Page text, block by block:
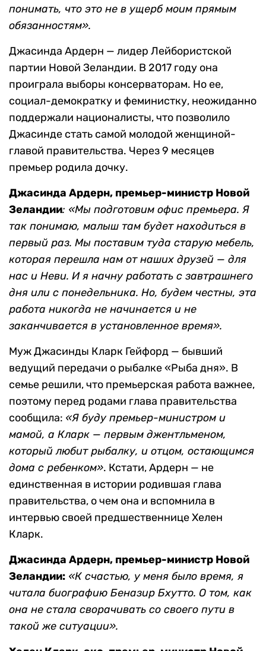
понимать, что это не в ущерб моим прямым
обязанностям».
Джасинда Ардерн — лидер Лейбористской
партии Новой Зеландии. В 2017 году она
проиграла выборы консерваторам. Но ее,
социал-демократку и феминистку, неожиданно
поддержали националисты, что позволило
Джасинде стать самой молодой женщиной-
главой правительства. Через 9 месяцев
премьер родила дочку.
Джасинда Ардерн, премьер-министр Новой
Зеландии: «Мы подготовим офис премьера. Я
так понимаю, малыш там будет находиться в
первый раз. Мы поставим туда старую мебель,
которая перешла нам от наших друзей — для
нас и Неви. И я начну работать с завтрашнего
дня или с понедельника. Но, будем честны, эта
работа никогда не начинается и не
заканчивается в установленное время».
Муж Джасинды Кларк Гейфорд — бывший
ведущий передачи о рыбалке «Рыба дня». В
семье решили, что премьерская работа важнее,
поэтому перед родами глава правительства
сообщила: «Я буду премьер-министром и
мамой, а Кларк — первым джентльменом,
который любит рыбалку, и отцом, остающимся
дома с ребенком». Кстати, Ардерн — не
единственная в истории родившая глава
правительства, о чем она и вспомнила в
интервью своей предшественнице Хелен
Кларк.
Джасинда Ардерн, премьер-министр Новой
Зеландии: «К счастью, у меня было время, я
читала биографию Беназир Бхутто. О том, как
она не стала сворачивать со своего пути в
такой же ситуации».